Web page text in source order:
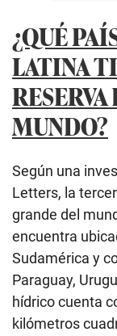
¿QUÉ
LATINA
RESERVA
MUNDO?
Según una
Letters, la
grande del
encuentra
Sudamérica y
Paraguay,
hídrico cuenta
kilómetros